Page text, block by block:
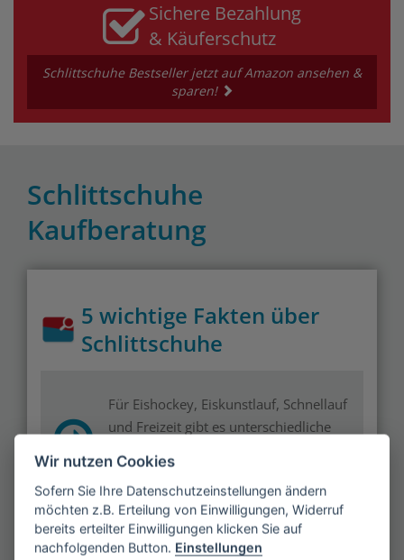
Sichere Bezahlung
& Käuferschutz
Schlittschuhe Bestseller jetzt auf Amazon ansehen &
sparen!
Schlittschuhe
Kaufberatung
5 wichtige Fakten über
Schlittschuhe
Für Eishockey, Eiskunstlauf, Schnellauf
und Freizeit gibt es unterschiedliche
stark unterschieden.
Wir nutzen Cookies
Sofern Sie Ihre Datenschutzeinstellungen ändern
möchten z.B. Erteilung von Einwilligungen, Widerruf
bereits erteilter Einwilligungen klicken Sie auf
nachfolgenden Button. Einstellungen